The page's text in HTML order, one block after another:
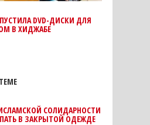
DVD-ДИСКИ ДЛЯ
В ХИДЖАБЕ
СОЛИДАРНОСТИ
В ЗАКРЫТОЙ ОДЕЖДЕ